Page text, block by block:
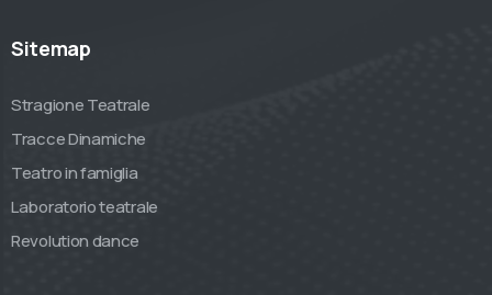
Sitemap
Stragione Teatrale
Tracce Dinamiche
Teatro in famiglia
Laboratorio teatrale
Revolution dance